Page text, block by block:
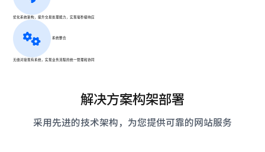
优化系统架构，提升交易处理能力，实现毫秒级响应
系统整合
无缝对接现有系统，实现业务流程的统一管理和协同
解决方案构架部署
采用先进的技术架构，为您提供可靠的网站服务